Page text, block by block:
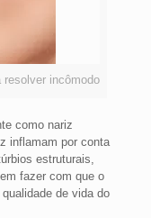
resolver incômodo
como nariz
inflamam por conta
estruturais,
fazer com que o
de vida do